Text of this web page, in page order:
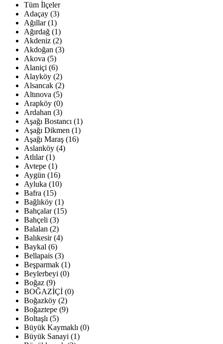
Tüm İlçeler
Adaçay (3)
Ağıllar (1)
Ağırdağ (1)
Akdeniz (2)
Akdoğan (3)
Akova (5)
Alaniçi (6)
Alayköy (2)
Alsancak (2)
Altınova (5)
Arapköy (0)
Ardahan (3)
Aşağı Bostancı (1)
Aşağı Dikmen (1)
Aşağı Maraş (16)
Aslanköy (4)
Atlılar (1)
Avtepe (1)
Aygün (16)
Ayluka (10)
Bafra (15)
Bağlıköy (1)
Bahçalar (15)
Bahçeli (3)
Balalan (2)
Balıkesir (4)
Baykal (6)
Bellapais (3)
Beşparmak (1)
Beylerbeyi (0)
Boğaz (9)
BOĞAZİÇİ (0)
Boğazköy (2)
Boğaztepe (9)
Boltaşlı (5)
Büyük Kaymaklı (0)
Büyük Sanayi (1)